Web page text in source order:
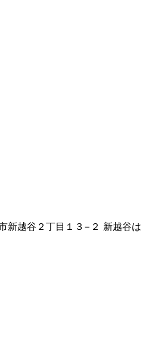
新越谷２丁目１３−２ 新越谷は